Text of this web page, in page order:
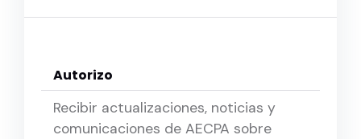
Autorizo
Recibir actualizaciones, noticias y
comunicaciones de AECPA sobre